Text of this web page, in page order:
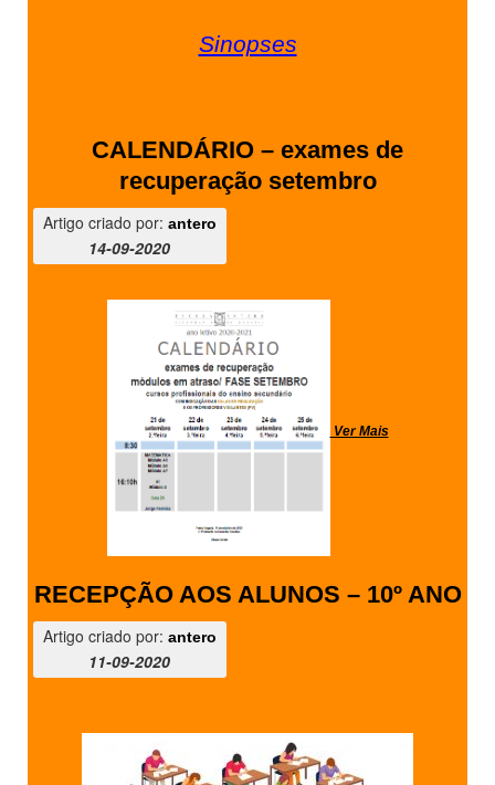
Sinopses
CALENDÁRIO – exames de
recuperação setembro
Artigo criado por: antero
14-09-2020
Ver Mais
RECEPÇÃO AOS ALUNOS – 10º ANO
Artigo criado por: antero
11-09-2020